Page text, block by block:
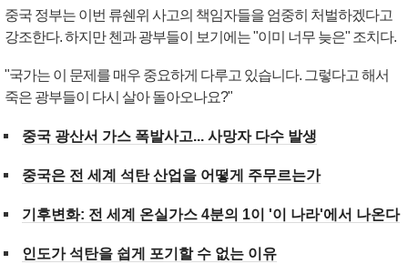
중국 정부는 이번 류쉔위 사고의 책임자들을 엄중히 처벌하겠다고
강조한다. 하지만 첸과 광부들이 보기에는 "이미 너무 늦은" 조치다.
"국가는 이 문제를 매우 중요하게 다루고 있습니다. 그렇다고 해서
죽은 광부들이 다시 살아 돌아오나요?"
중국 광산서 가스 폭발사고... 사망자 다수 발생
중국은 전 세계 석탄 산업을 어떻게 주무르는가
기후변화: 전 세계 온실가스 4분의 1이 '이 나라'에서 나온다
인도가 석탄을 쉽게 포기할 수 없는 이유